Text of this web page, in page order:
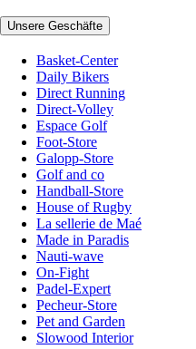
Unsere Geschäfte
Basket-Center
Daily Bikers
Direct Running
Direct-Volley
Espace Golf
Foot-Store
Galopp-Store
Golf and co
Handball-Store
House of Rugby
La sellerie de Maé
Made in Paradis
Nauti-wave
On-Fight
Padel-Expert
Pecheur-Store
Pet and Garden
Slowood Interior